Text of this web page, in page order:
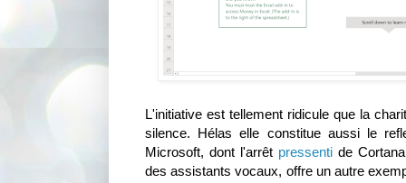
L'initiative est tellement ridicule que la
silence. Hélas elle constitue aussi le
Microsoft, dont l'arrêt pressentide
des assistants vocaux, offre un autre